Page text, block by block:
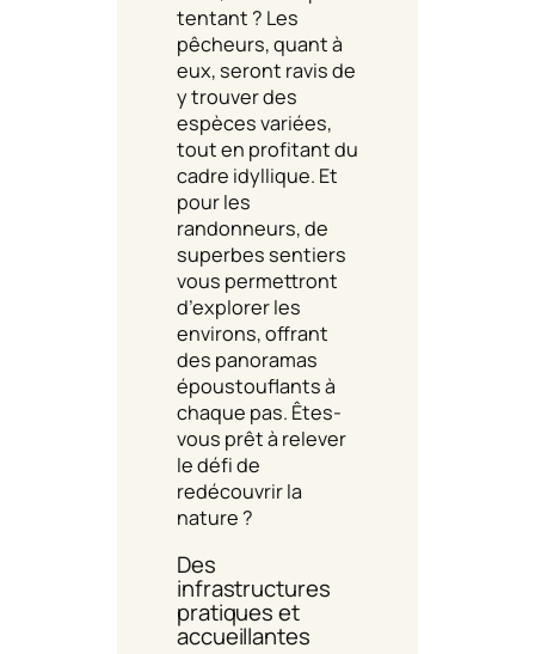
tentant ? Les
pêcheurs, quant à
eux, seront ravis de
y trouver des
espèces variées,
tout en profitant du
cadre idyllique. Et
pour les
randonneurs, de
superbes sentiers
vous permettront
d’explorer les
environs, offrant
des panoramas
époustouflants à
chaque pas. Êtes-
vous prêt à relever
le défi de
redécouvrir la
nature ?
Des
infrastructures
pratiques et
accueillantes